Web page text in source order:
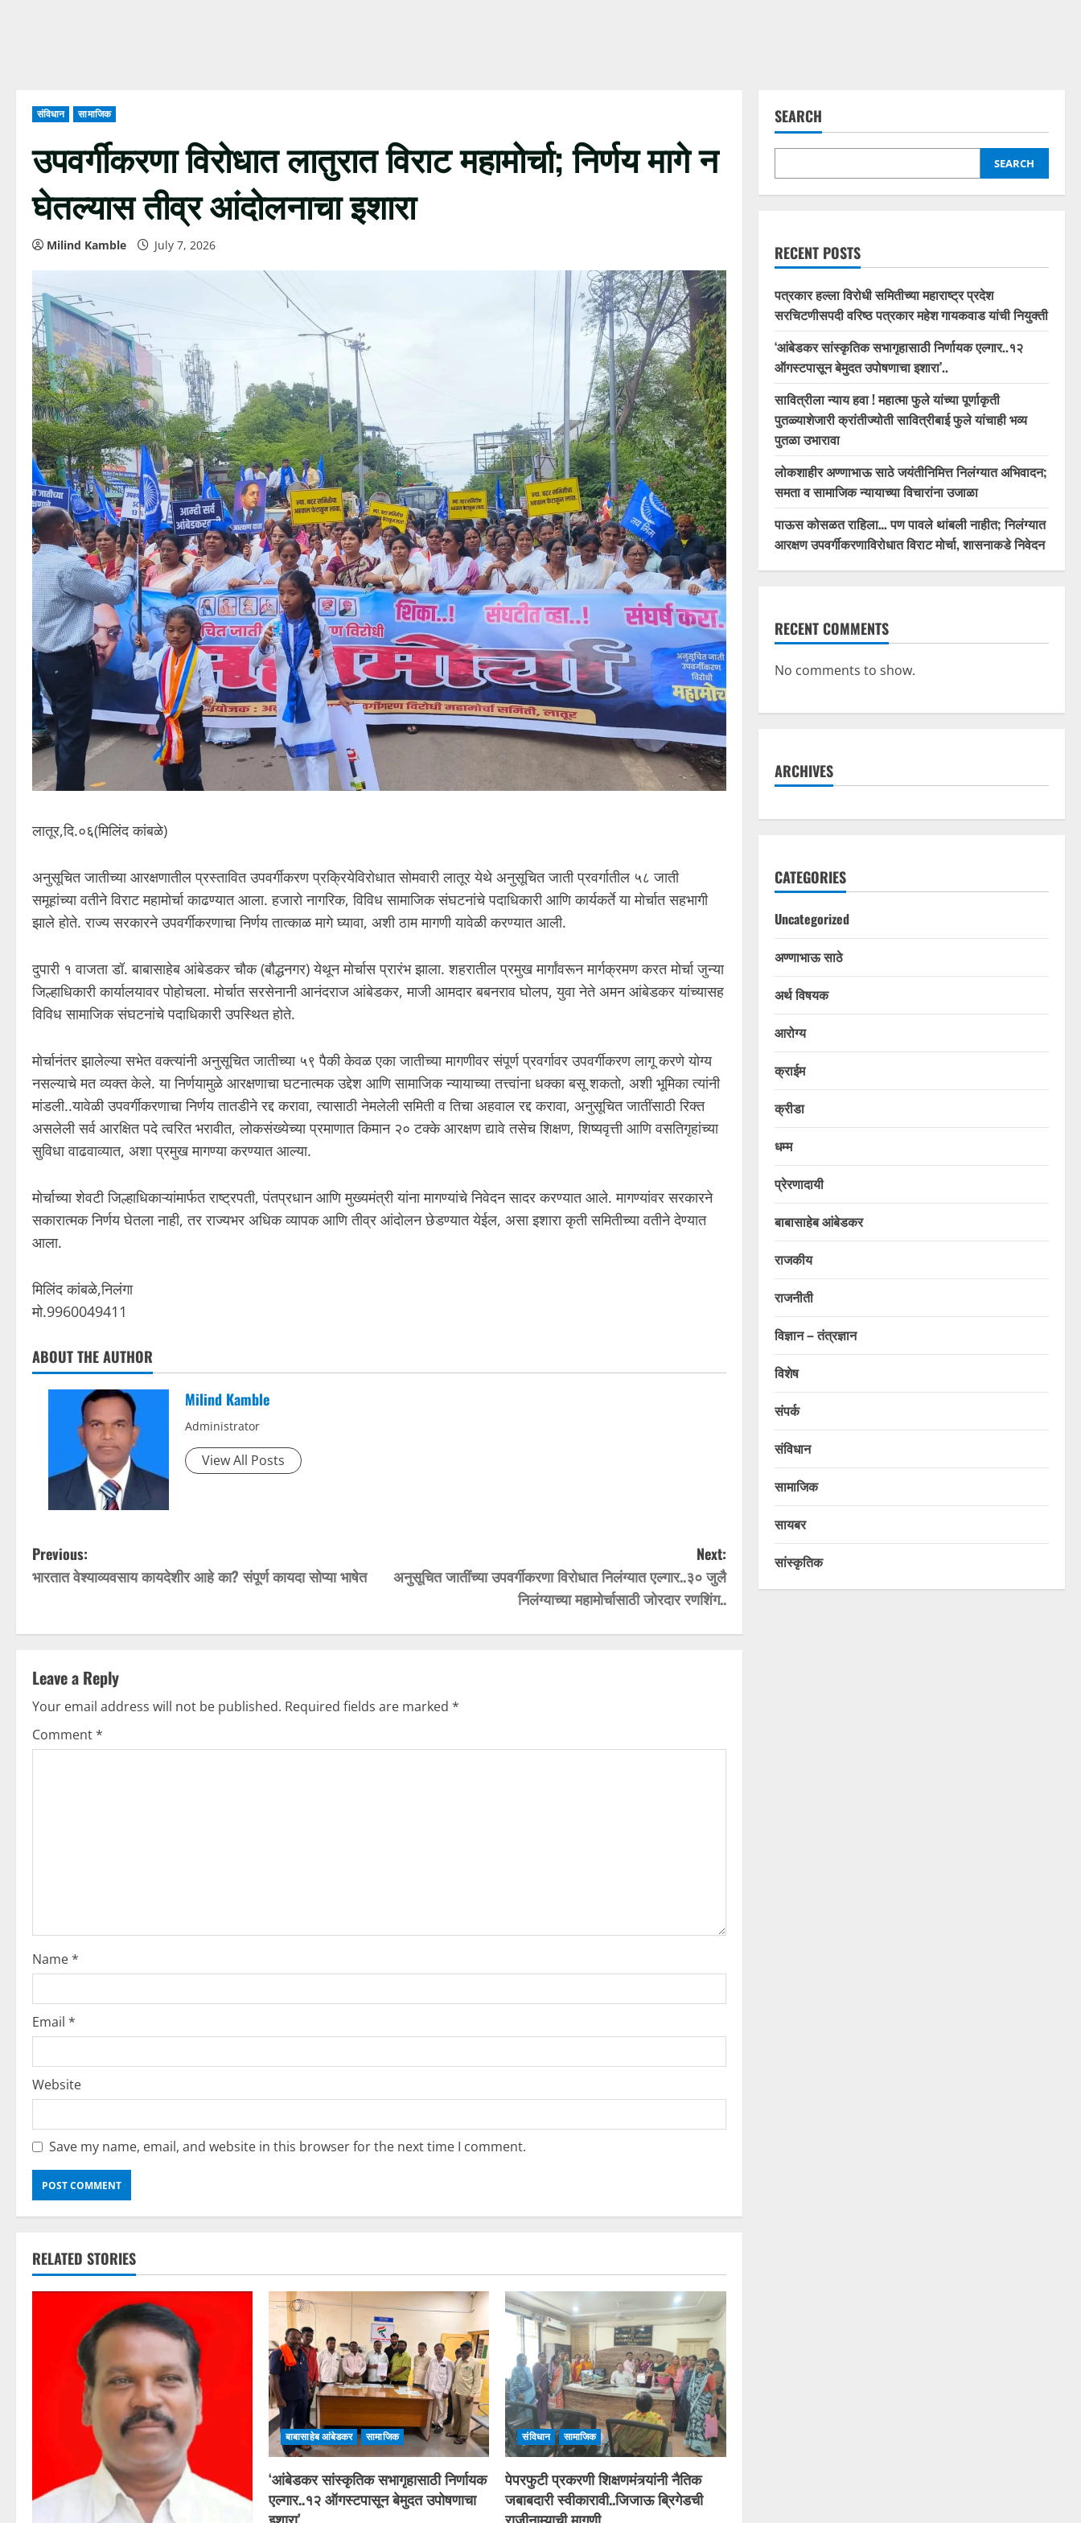
संविधान सामाजिक
उपवर्गीकरणा विरोधात लातुरात विराट महामोर्चा; निर्णय मागे न
घेतल्यास तीव्र आंदोलनाचा इशारा
Milind Kamble July 7, 2026
लातूर,दि.०६(मिलिंद कांबळे)
अनुसूचित जातीच्या आरक्षणातील प्रस्तावित उपवर्गीकरण प्रक्रियेविरोधात सोमवारी लातूर येथे अनुसूचित जाती प्रवर्गातील ५८ जाती
समूहांच्या वतीने विराट महामोर्चा काढण्यात आला. हजारो नागरिक, विविध सामाजिक संघटनांचे पदाधिकारी आणि कार्यकर्ते या मोर्चात सहभागी
झाले होते. राज्य सरकारने उपवर्गीकरणाचा निर्णय तात्काळ मागे घ्यावा, अशी ठाम मागणी यावेळी करण्यात आली.
दुपारी १ वाजता डॉ. बाबासाहेब आंबेडकर चौक (बौद्धनगर) येथून मोर्चास प्रारंभ झाला. शहरातील प्रमुख मार्गांवरून मार्गक्रमण करत मोर्चा जुन्या
जिल्हाधिकारी कार्यालयावर पोहोचला. मोर्चात सरसेनानी आनंदराज आंबेडकर, माजी आमदार बबनराव घोलप, युवा नेते अमन आंबेडकर यांच्यासह
विविध सामाजिक संघटनांचे पदाधिकारी उपस्थित होते.
मोर्चानंतर झालेल्या सभेत वक्त्यांनी अनुसूचित जातीच्या ५९ पैकी केवळ एका जातीच्या मागणीवर संपूर्ण प्रवर्गावर उपवर्गीकरण लागू करणे योग्य
नसल्याचे मत व्यक्त केले. या निर्णयामुळे आरक्षणाचा घटनात्मक उद्देश आणि सामाजिक न्यायाच्या तत्त्वांना धक्का बसू शकतो, अशी भूमिका त्यांनी
मांडली..यावेळी उपवर्गीकरणाचा निर्णय तातडीने रद्द करावा, त्यासाठी नेमलेली समिती व तिचा अहवाल रद्द करावा, अनुसूचित जातींसाठी रिक्त
असलेली सर्व आरक्षित पदे त्वरित भरावीत, लोकसंख्येच्या प्रमाणात किमान २० टक्के आरक्षण द्यावे तसेच शिक्षण, शिष्यवृत्ती आणि वसतिगृहांच्या
सुविधा वाढवाव्यात, अशा प्रमुख मागण्या करण्यात आल्या.
मोर्चाच्या शेवटी जिल्हाधिकाऱ्यांमार्फत राष्ट्रपती, पंतप्रधान आणि मुख्यमंत्री यांना मागण्यांचे निवेदन सादर करण्यात आले. मागण्यांवर सरकारने
सकारात्मक निर्णय घेतला नाही, तर राज्यभर अधिक व्यापक आणि तीव्र आंदोलन छेडण्यात येईल, असा इशारा कृती समितीच्या वतीने देण्यात
आला.
मिलिंद कांबळे,निलंगा
मो.9960049411
ABOUT THE AUTHOR
Milind Kamble
Administrator
View All Posts
P
o
s
n
a
v
i
o
n
Previous:
भारतात वेश्याव्यवसाय कायदेशीर आहे का? संपूर्ण कायदा सोप्या भाषेत
Next:
अनुसूचित जातींच्या उपवर्गीकरणा विरोधात निलंग्यात एल्गार..३० जुलै
निलंग्याच्या महामोर्चासाठी जोरदार रणशिंग..
Leave a Reply
Your email address will not be published. Required fields are marked *
Comment*
Name*
Email *
Website
Save my name, email, and website in this browser for the next time I comment.
RELATED STORIES
बाबासाहेब आंबेडकर सामाजिक
‘आंबेडकर सांस्कृतिक सभागृहासाठी निर्णायक
एल्गार..१२ ऑगस्टपासून बेमुदत उपोषणाचा
इशारा’..
संविधान सामाजिक
पेपरफुटी प्रकरणी शिक्षणमंत्र्यांनी नैतिक
जबाबदारी स्वीकारावी..जिजाऊ ब्रिगेडची
राजीनाम्याची मागणी
SEARCH
SEARCH
RECENT POSTS
पत्रकार हल्ला विरोधी समितीच्या महाराष्ट्र प्रदेश
सरचिटणीसपदी वरिष्ठ पत्रकार महेश गायकवाड यांची नियुक्ती
‘आंबेडकर सांस्कृतिक सभागृहासाठी निर्णायक एल्गार..१२
ऑगस्टपासून बेमुदत उपोषणाचा इशारा’..
सावित्रीला न्याय हवा ! महात्मा फुले यांच्या पूर्णाकृती
पुतळ्याशेजारी क्रांतीज्योती सावित्रीबाई फुले यांचाही भव्य
पुतळा उभारावा
लोकशाहीर अण्णाभाऊ साठे जयंतीनिमित्त निलंग्यात अभिवादन;
समता व सामाजिक न्यायाच्या विचारांना उजाळा
पाऊस कोसळत राहिला… पण पावले थांबली नाहीत; निलंग्यात
आरक्षण उपवर्गीकरणाविरोधात विराट मोर्चा, शासनाकडे निवेदन
RECENT COMMENTS
No comments to show.
ARCHIVES
CATEGORIES
Uncategorized
अण्णाभाऊ साठे
अर्थ विषयक
आरोग्य
क्राईम
क्रीडा
धम्म
प्रेरणादायी
बाबासाहेब आंबेडकर
राजकीय
राजनीती
विज्ञान – तंत्रज्ञान
विशेष
संपर्क
संविधान
सामाजिक
सायबर
सांस्कृतिक